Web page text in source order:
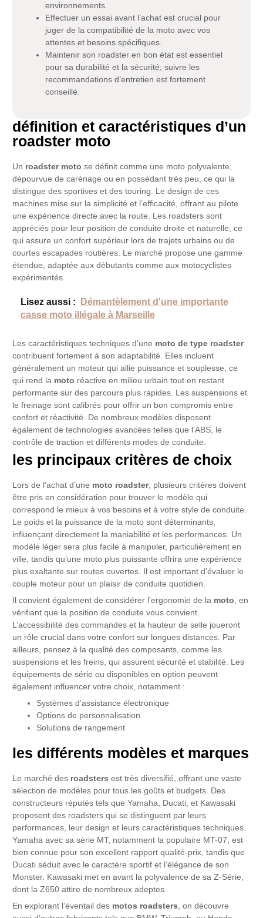
environnements.
Effectuer un essai avant l’achat est crucial pour
juger de la compatibilité de la moto avec vos
attentes et besoins spécifiques.
Maintenir son roadster en bon état est essentiel
pour sa durabilité et la sécurité; suivre les
recommandations d’entretien est fortement
conseillé.
définition et caractéristiques d’un
roadster moto
Un roadster moto se définit comme une moto polyvalente,
dépourvue de carénage ou en possédant très peu, ce qui la
distingue des sportives et des touring. Le design de ces
machines mise sur la simplicité et l’efficacité, offrant au pilote
une expérience directe avec la route. Les roadsters sont
appréciés pour leur position de conduite droite et naturelle, ce
qui assure un confort supérieur lors de trajets urbains ou de
courtes escapades routières. Le marché propose une gamme
étendue, adaptée aux débutants comme aux motocyclistes
expérimentés.
Lisez aussi :
Démantèlement d'une importante
casse moto illégale à Marseille
Les caractéristiques techniques d’une moto de type roadster
contribuent fortement à son adaptabilité. Elles incluent
généralement un moteur qui allie puissance et souplesse, ce
qui rend la moto réactive en milieu urbain tout en restant
performante sur des parcours plus rapides. Les suspensions et
le freinage sont calibrés pour offrir un bon compromis entre
confort et réactivité. De nombreux modèles disposent
également de technologies avancées telles que l’ABS, le
contrôle de traction et différents modes de conduite.
les principaux critères de choix
Lors de l’achat d’une moto roadster, plusieurs critères doivent
être pris en considération pour trouver le modèle qui
correspond le mieux à vos besoins et à votre style de conduite.
Le poids et la puissance de la moto sont déterminants,
influençant directement la maniabilité et les performances. Un
modèle léger sera plus facile à manipuler, particulièrement en
ville, tandis qu’une moto plus puissante offrira une expérience
plus exaltante sur routes ouvertes. Il est important d’évaluer le
couple moteur pour un plaisir de conduite quotidien.
Il convient également de considérer l’ergonomie de la moto, en
vérifiant que la position de conduite vous convient.
L’accessibilité des commandes et la hauteur de selle joueront
un rôle crucial dans votre confort sur longues distances. Par
ailleurs, pensez à la qualité des composants, comme les
suspensions et les freins, qui assurent sécurité et stabilité. Les
équipements de série ou disponibles en option peuvent
également influencer votre choix, notamment :
Systèmes d’assistance électronique
Options de personnalisation
Solutions de rangement
les différents modèles et marques
Le marché des roadsters est très diversifié, offrant une vaste
sélection de modèles pour tous les goûts et budgets. Des
constructeurs réputés tels que Yamaha, Ducati, et Kawasaki
proposent des roadsters qui se distinguent par leurs
performances, leur design et leurs caractéristiques techniques.
Yamaha avec sa série MT, notamment la populaire MT-07, est
bien connue pour son excellent rapport qualité-prix, tandis que
Ducati séduit avec le caractère sportif et l’élégance de son
Monster. Kawasaki met en avant la polyvalence de sa Z-Série,
dont la Z650 attire de nombreux adeptes.
En explorant l’éventail des motos roadsters, on découvre